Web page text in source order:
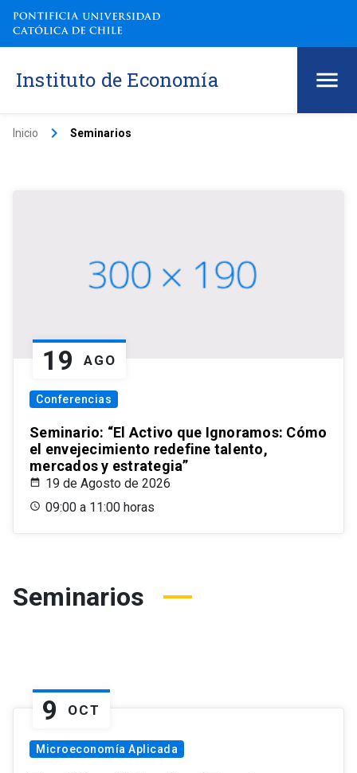
Instituto de Economía
Inicio keyboard_arrow_right Seminarios
19 AGO
Conferencias
Seminario: “El Activo que Ignoramos: Cómo
el envejecimiento redefine talento,
mercados y estrategia”
19 de Agosto de 2026
09:00 a 11:00 horas
Seminarios
9 OCT
Microeconomía Aplicada